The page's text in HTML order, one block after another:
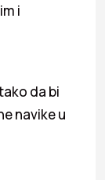
i
da bi
navike u